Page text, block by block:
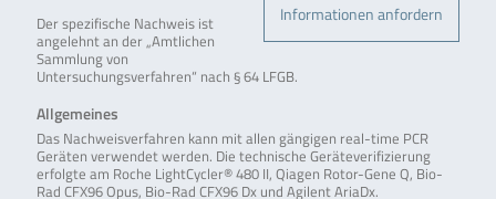
Informationen anfordern
Der spezifische Nachweis ist
angelehnt an der „Amtlichen
Sammlung von
Untersuchungsverfahren“ nach § 64 LFGB.
Allgemeines
Das Nachweisverfahren kann mit allen gängigen real-time PCR
Geräten verwendet werden. Die technische Geräteverifizierung
erfolgte am Roche LightCycler® 480 II, Qiagen Rotor-Gene Q, Bio-
Rad CFX96 Opus, Bio-Rad CFX96 Dx und Agilent AriaDx.